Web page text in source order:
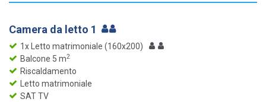
Camera da letto 1
1x Letto matrimoniale (160x200)
Balcone 5 m2
Riscaldamento
Letto matrimoniale
SAT TV